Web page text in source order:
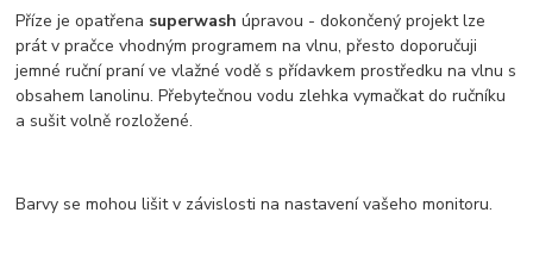
Příze je opatřena superwash úpravou - dokončený projekt lze
prát v pračce vhodným programem na vlnu, přesto doporučuji
jemné ruční praní ve vlažné vodě s přídavkem prostředku na vlnu s
obsahem lanolinu. Přebytečnou vodu zlehka vymačkat do ručníku
a sušit volně rozložené.
Barvy se mohou lišit v závislosti na nastavení vašeho monitoru.